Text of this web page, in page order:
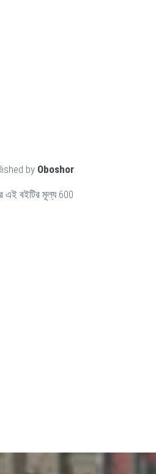
by Oboshor.
এই বইটির মূল্য 600